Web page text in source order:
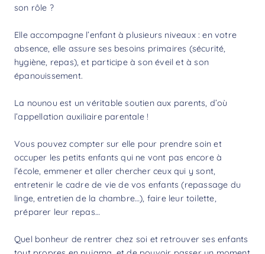
son rôle ?
Elle accompagne l’enfant à plusieurs niveaux : en votre
absence, elle assure ses besoins primaires (sécurité,
hygiène, repas), et participe à son éveil et à son
épanouissement.
La nounou est un véritable soutien aux parents, d’où
l’appellation auxiliaire parentale !
Vous pouvez compter sur elle pour prendre soin et
occuper les petits enfants qui ne vont pas encore à
l’école, emmener et aller chercher ceux qui y sont,
entretenir le cadre de vie de vos enfants (repassage du
linge, entretien de la chambre…), faire leur toilette,
préparer leur repas…
Quel bonheur de rentrer chez soi et retrouver ses enfants